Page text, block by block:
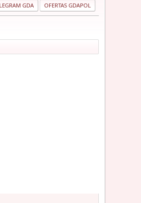
GDA OFERTAS GDAPOL